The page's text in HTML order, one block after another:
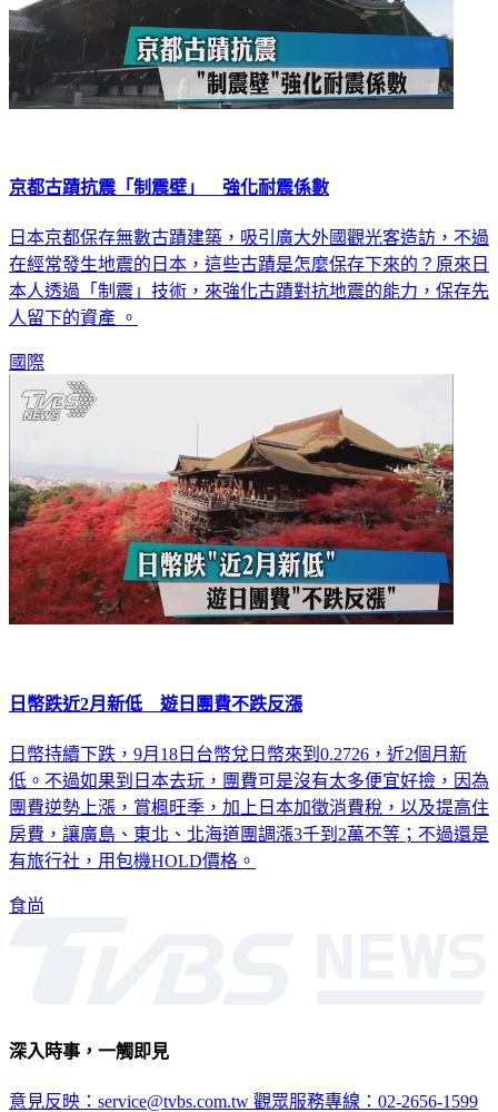
京都古蹟抗震「制震壁」 強化耐震係數
日本京都保存無數古蹟建築，吸引廣大外國觀光客造訪，不過
在經常發生地震的日本，這些古蹟是怎麼保存下來的？原來日
本人透過「制震」技術，來強化古蹟對抗地震的能力，保存先
人留下的資產 。
國際
日幣跌近2月新低 遊日團費不跌反漲
日幣持續下跌，9月18日台幣兌日幣來到0.2726，近2個月新
低。不過如果到日本去玩，團費可是沒有太多便宜好撿，因為
團費逆勢上漲，賞楓旺季，加上日本加徵消費稅，以及提高住
房費，讓廣島、東北、北海道團調漲3千到2萬不等；不過還是
有旅行社，用包機HOLD價格。
食尚
深入時事，一觸即見
意見反映：service@tvbs.com.tw 觀眾服務專線：02-2656-1599